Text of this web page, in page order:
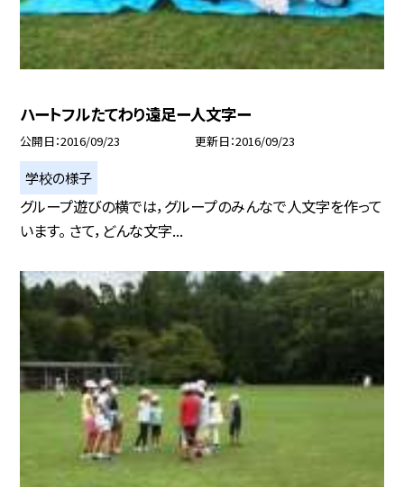
ハートフルたてわり遠足ー人文字ー
公開日 2016/09/23 更新日 2016/09/23
学校の様子
グループ遊びの横では，グループのみんなで人文字を作って
います。 さて，どんな文字...